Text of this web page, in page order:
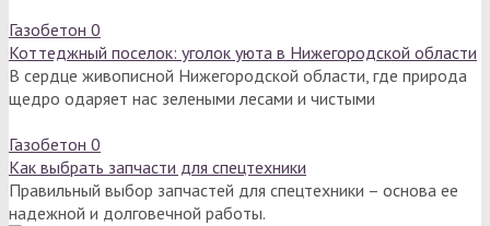
Газобетон 0
Коттеджный поселок: уголок уюта в Нижегородской области
В сердце живописной Нижегородской области, где природа
щедро одаряет нас зелеными лесами и чистыми
Газобетон 0
Как выбрать запчасти для спецтехники
Правильный выбор запчастей для спецтехники – основа ее
надежной и долговечной работы.